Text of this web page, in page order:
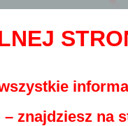
– znajdziesz na